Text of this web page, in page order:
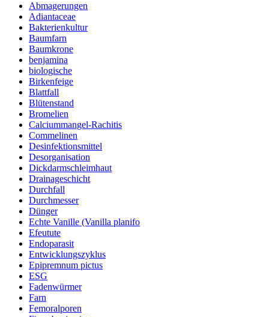
Abmagerungen
Adiantaceae
Bakterienkultur
Baumfarn
Baumkrone
benjamina
biologische
Birkenfeige
Blattfall
Blütenstand
Bromelien
Calciummangel-Rachitis
Commelinen
Desinfektionsmittel
Desorganisation
Dickdarmschleimhaut
Drainageschicht
Durchfall
Durchmesser
Dünger
Echte Vanille (Vanilla planifo
Efeutute
Endoparasit
Entwicklungszyklus
Epipremnum pictus
ESG
Fadenwürmer
Farn
Femoralporen